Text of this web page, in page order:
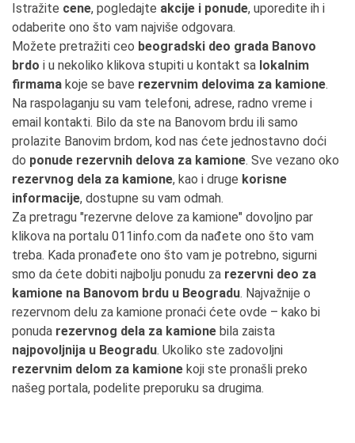
Istražite cene, pogledajte akcije i ponude, uporedite ih i
odaberite ono što vam najviše odgovara.
Možete pretražiti ceo beogradski deo grada Banovo
brdo i u nekoliko klikova stupiti u kontakt sa lokalnim
firmama koje se bave rezervnim delovima za kamione.
Na raspolaganju su vam telefoni, adrese, radno vreme i
email kontakti. Bilo da ste na Banovom brdu ili samo
prolazite Banovim brdom, kod nas ćete jednostavno doći
do ponude rezervnih delova za kamione. Sve vezano oko
rezervnog dela za kamione, kao i druge korisne
informacije, dostupne su vam odmah.
Za pretragu "rezervne delove za kamione" dovoljno par
klikova na portalu 011info.com da nađete ono što vam
treba. Kada pronađete ono što vam je potrebno, sigurni
smo da ćete dobiti najbolju ponudu za rezervni deo za
kamione na Banovom brdu u Beogradu. Najvažnije o
rezervnom delu za kamione pronaći ćete ovde – kako bi
ponuda rezervnog dela za kamione bila zaista
najpovoljnija u Beogradu. Ukoliko ste zadovoljni
rezervnim delom za kamione koji ste pronašli preko
našeg portala, podelite preporuku sa drugima.